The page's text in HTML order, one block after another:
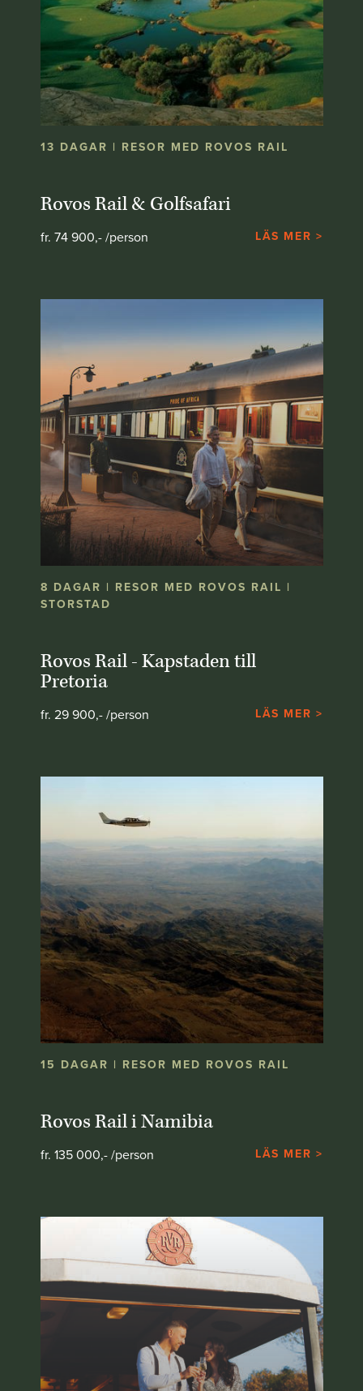
13 DAGAR | RESOR MED ROVOS RAIL
Rovos Rail & Golfsafari
fr. 74 900,- /person LÄS MER >
8 DAGAR | RESOR MED ROVOS RAIL |
STORSTAD
Rovos Rail - Kapstaden till
Pretoria
fr. 29 900,- /person LÄS MER >
15 DAGAR | RESOR MED ROVOS RAIL
Rovos Rail i Namibia
fr. 135 000,- /person LÄS MER >